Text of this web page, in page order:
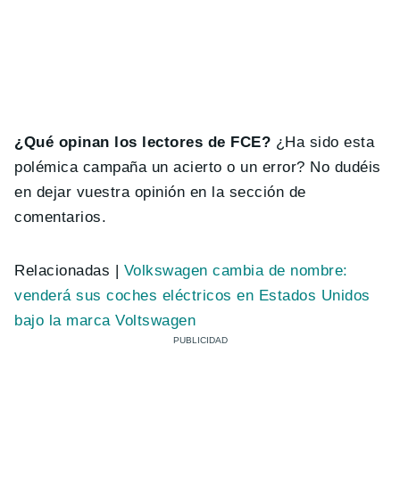
¿Qué opinan los lectores de FCE? ¿Ha sido esta
polémica campaña un acierto o un error? No dudéis
en dejar vuestra opinión en la sección de
comentarios.
Relacionadas | Volkswagen cambia de nombre:
venderá sus coches eléctricos en Estados Unidos
bajo la marca Voltswagen